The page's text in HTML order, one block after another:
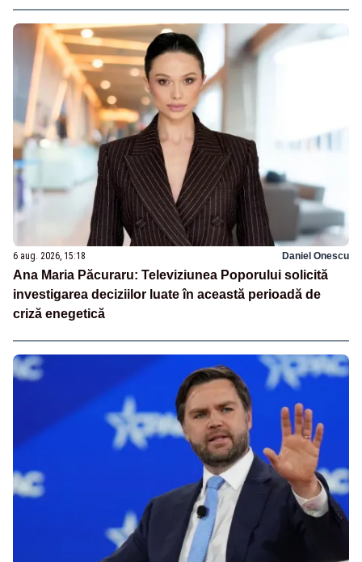
6 aug. 2026, 15:18 Daniel Onescu
Ana Maria Păcuraru: Televiziunea Poporului solicită
investigarea deciziilor luate în această perioadă de
criză enegetică